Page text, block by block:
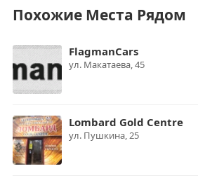
Похожие Места Рядом
FlagmanCars
ул. Макатаева, 45
Lombard Gold Centre
ул. Пушкина, 25